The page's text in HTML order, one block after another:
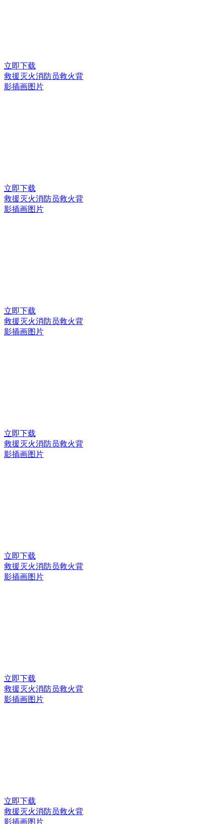
立即下载
救援灭火消防员救火背
影插画图片
立即下载
救援灭火消防员救火背
影插画图片
立即下载
救援灭火消防员救火背
影插画图片
立即下载
救援灭火消防员救火背
影插画图片
立即下载
救援灭火消防员救火背
影插画图片
立即下载
救援灭火消防员救火背
影插画图片
立即下载
救援灭火消防员救火背
影插画图片